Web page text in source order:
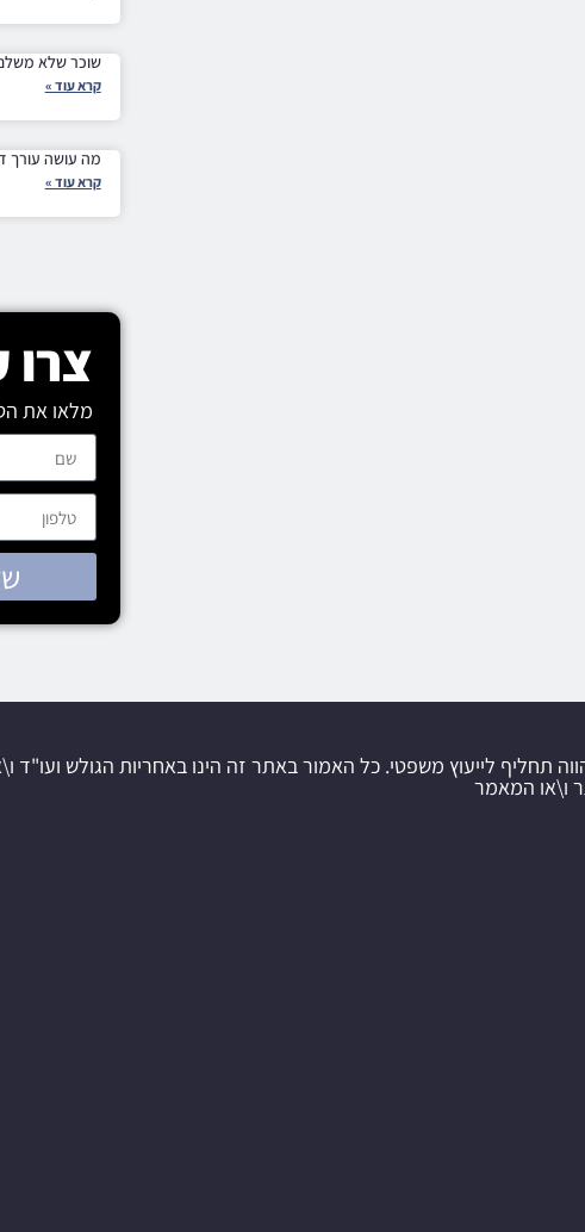
שוכר שלא
קרא עוד »
מה עושה עורך
קרא עוד »
צרו
מלאו את
תחליף לייעוץ משפטי. כל האמור באתר זה הינו באחריות הגולש ועו"ד
ו\או המאמר